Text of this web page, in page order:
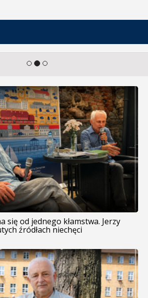
się od jednego kłamstwa. Jerzy
źródłach niechęci